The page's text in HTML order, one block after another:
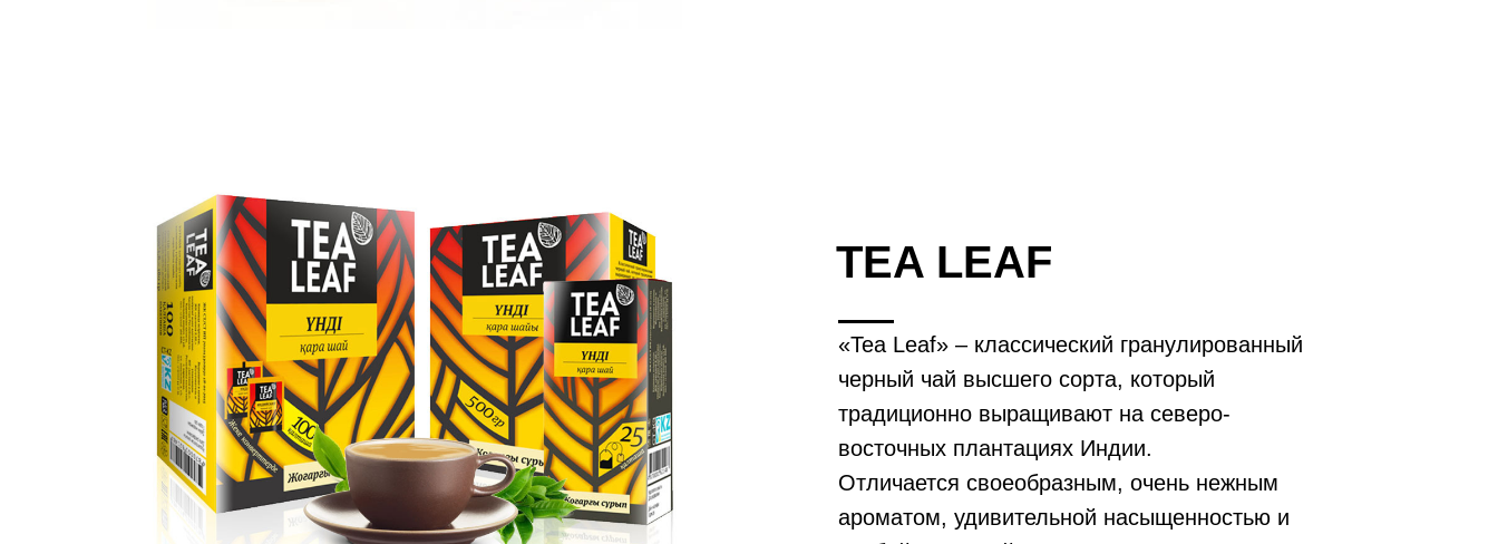
TEA LEAF
«Tea Leaf» – классический гранулированный
черный чай высшего сорта, который
традиционно выращивают на северо-
восточных плантациях Индии.
Отличается своеобразным, очень нежным
ароматом, удивительной насыщенностью и